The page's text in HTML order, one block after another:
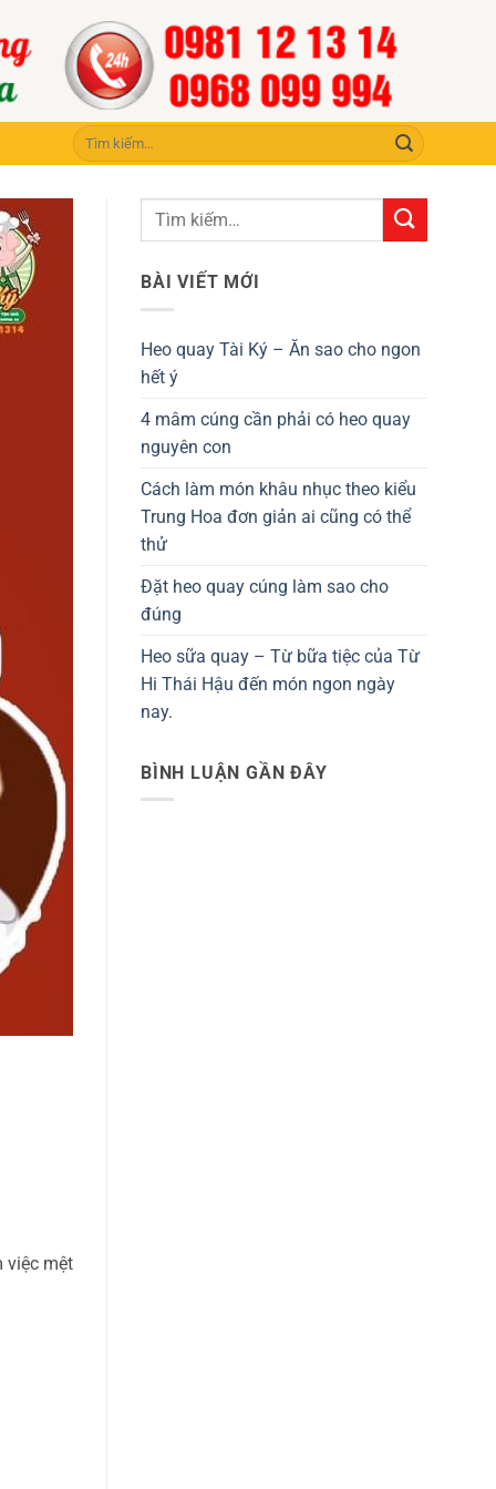
Tìm
kiếm:
việc mệt
BÀI VIẾT MỚI
Heo quay Tài Ký – Ăn sao cho ngon
hết ý
4 mâm cúng cần phải có heo quay
nguyên con
Cách làm món khâu nhục theo kiểu
Trung Hoa đơn giản ai cũng có thể
thử
Đặt heo quay cúng làm sao cho
đúng
Heo sữa quay – Từ bữa tiệc của Từ
Hi Thái Hậu đến món ngon ngày
nay.
BÌNH LUẬN GẦN ĐÂY